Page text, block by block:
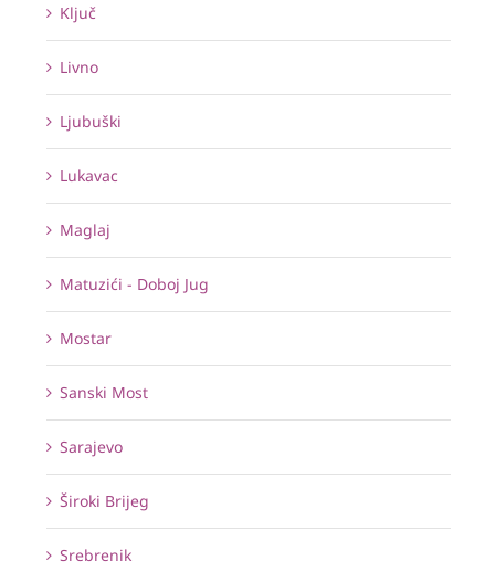
Ključ
Livno
Ljubuški
Lukavac
Maglaj
Matuzići - Doboj Jug
Mostar
Sanski Most
Sarajevo
Široki Brijeg
Srebrenik